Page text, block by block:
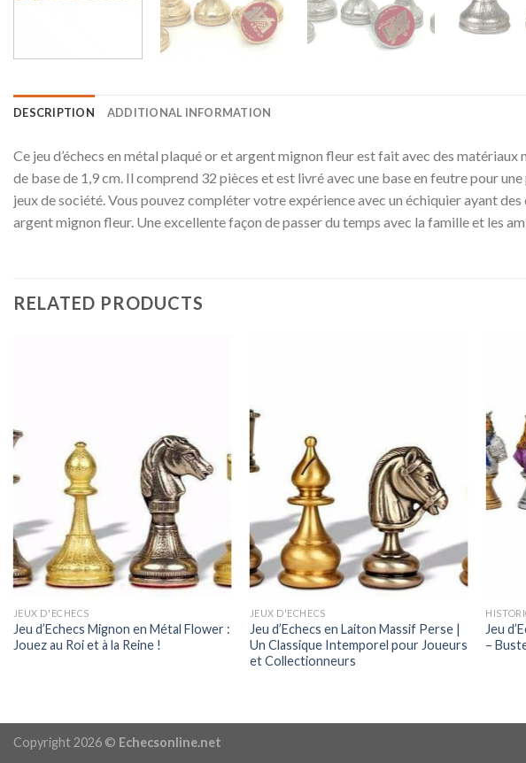
DESCRIPTION ADDITIONAL INFORMATION
Ce jeu d’échecs en métal plaqué or et argent mignon fleur est fait avec des
de base de 1,9 cm. Il comprend 32 pièces et est livré avec une base en feutre pour
jeux de société. Vous pouvez compléter votre expérience avec un échiquier ayant
argent mignon fleur. Une excellente façon de passer du temps avec la famille et les
RELATED PRODUCTS
JEUX D'ECHECS
Jeu d’Echecs Mignon en Métal Flower :
Jouez au Roi et à la Reine !
JEUX D'ECHECS
Jeu d’Echecs en Laiton Massif Perse |
Un Classique Intemporel pour Joueurs
et Collectionneurs
Jeu
–
Copyright 2026 © Echecsonline.net